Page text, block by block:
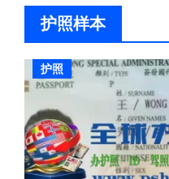
护照样本
护照